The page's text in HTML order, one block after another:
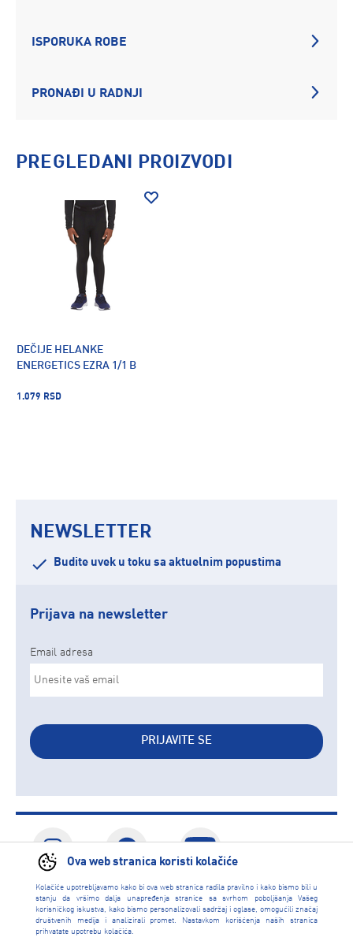
Ova web stranica koristi kolačiće
Kolačiće upotrebljavamo kako bi ova web stranica radila pravilno i kako bismo bili u
stanju da vršimo dalja unapređenja stranice sa svrhom poboljšanja Vašeg
korisničkog iskustva, kako bismo personalizovali sadržaj i oglase, omogućili značaj
društvenih medija i analizirali promet. Nastavkom korišćenja naših stranica
prihvatate upotrebu kolačića.
ISPORUKA ROBE
PRONAĐI U RADNJI
PREGLEDANI PROIZVODI
DEČIJE HELANKE
ENERGETICS EZRA 1/1 B
1.079 RSD
NEWSLETTER
Budite uvek u toku sa aktuelnim popustima
Prijava na newsletter
Email adresa
PRIJAVITE SE
CALL CENTAR